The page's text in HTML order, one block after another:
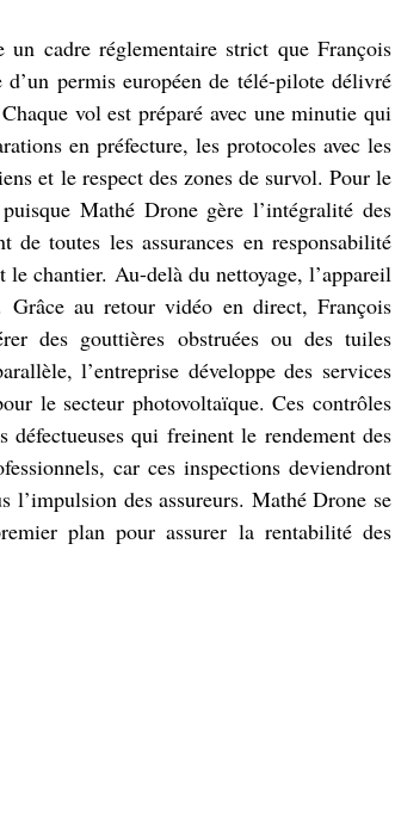
cadre réglementaire strict que François
permis européen de télé-pilote délivré
vol est préparé avec une minutie qui
en préfecture, les protocoles avec les
et le respect des zones de survol. Pour le
Mathé Drone gère l’intégralité des
de toutes les assurances en responsabilité
chantier. Au-delà du nettoyage, l’appareil
au retour vidéo en direct, François
des gouttières obstruées ou des tuiles
l’entreprise développe des services
le secteur photovoltaïque. Ces contrôles
qui freinent le rendement des
car ces inspections deviendront
l’impulsion des assureurs. Mathé Drone se
plan pour assurer la rentabilité des